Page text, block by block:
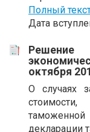
Полный
Дата
октября
О случаях
декларации